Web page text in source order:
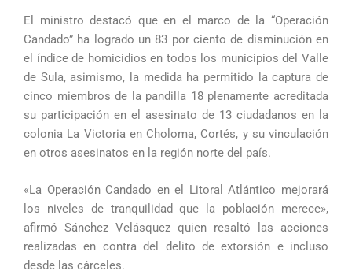
El ministro destacó que en el marco de la “Operación
Candado” ha logrado un 83 por ciento de disminución en
el índice de homicidios en todos los municipios del Valle
de Sula, asimismo, la medida ha permitido la captura de
cinco miembros de la pandilla 18 plenamente acreditada
su participación en el asesinato de 13 ciudadanos en la
colonia La Victoria en Choloma, Cortés, y su vinculación
en otros asesinatos en la región norte del país.
«La Operación Candado en el Litoral Atlántico mejorará
los niveles de tranquilidad que la población merece»,
afirmó Sánchez Velásquez quien resaltó las acciones
realizadas en contra del delito de extorsión e incluso
desde las cárceles.